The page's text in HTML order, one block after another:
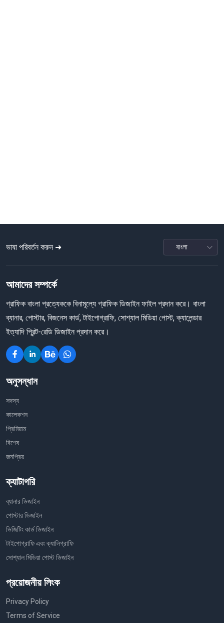
ভাষা পরিবর্তন করুন ➜
আমাদের সম্পর্কে
গ্রাফিক বাংলা প্রত্যেককে বিনামূল্যে গ্রাফিক ডিজাইন ফাইল প্রদান করে। বাংলা
ব্যানার, পোস্টার, বিজনেস কার্ড, টাইপোগ্রাফি, সোশ্যাল মিডিয়া পোস্ট, ক্যালেন্ডার
ইত্যাদি প্রিন্ট-রেডি ডিজাইন প্রদান করে।
অনুসন্ধান
সদস্য
কালেকশন
প্রিমিয়াম
বিশেষ
জনপ্রিয়
ক্যাটাগরি
ব্যানার ডিজাইন
পোস্টার ডিজাইন
ভিজিটিং কার্ড ডিজাইন
টাইপোগ্রাফি এবং ক্যালিগ্রাফি
সোশ্যাল মিডিয়া পোস্ট ডিজাইন
প্রয়োজনীয় লিংক
Privacy Policy
Terms of Service